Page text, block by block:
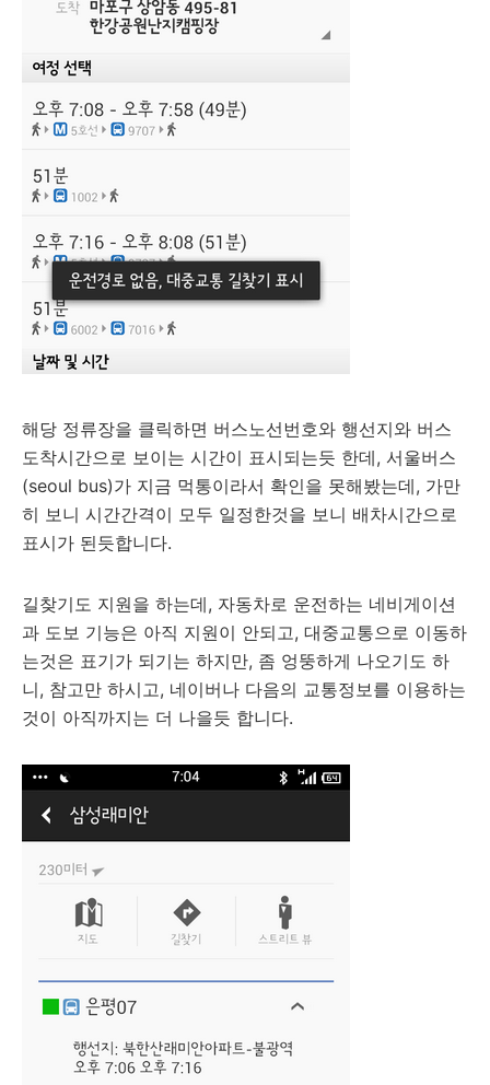
해당 정류장을 클릭하면 버스노선번호와 행선지와 버스
도착시간으로 보이는 시간이 표시되는듯 한데, 서울버스
(seoul bus)가 지금 먹통이라서 확인을 못해봤는데, 가만
히 보니 시간간격이 모두 일정한것을 보니 배차시간으로
표시가 된듯합니다.
길찾기도 지원을 하는데, 자동차로 운전하는 네비게이션
과 도보 기능은 아직 지원이 안되고, 대중교통으로 이동하
는것은 표기가 되기는 하지만, 좀 엉뚱하게 나오기도 하
니, 참고만 하시고, 네이버나 다음의 교통정보를 이용하는
것이 아직까지는 더 나을듯 합니다.